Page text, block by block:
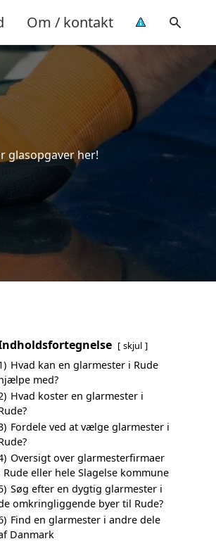
Om / kontakt
glasopgaver her!
skjul
Hvad kan en glarmester i Rude
med?
Hvad koster en glarmester i
Fordele ved at vælge glarmester i
Oversigt over glarmesterfirmaer
Rude eller hele Slagelse kommune
Søg efter en dygtig glarmester i
omkringliggende byer til Rude?
Find en glarmester i andre dele
Danmark